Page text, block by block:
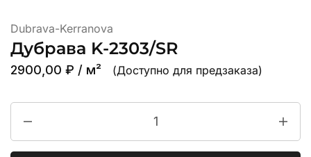
Dubrava-Kerranova
Дубрава K-2303/SR
2900,00 ₽ / м² (Доступно для предзаказа)